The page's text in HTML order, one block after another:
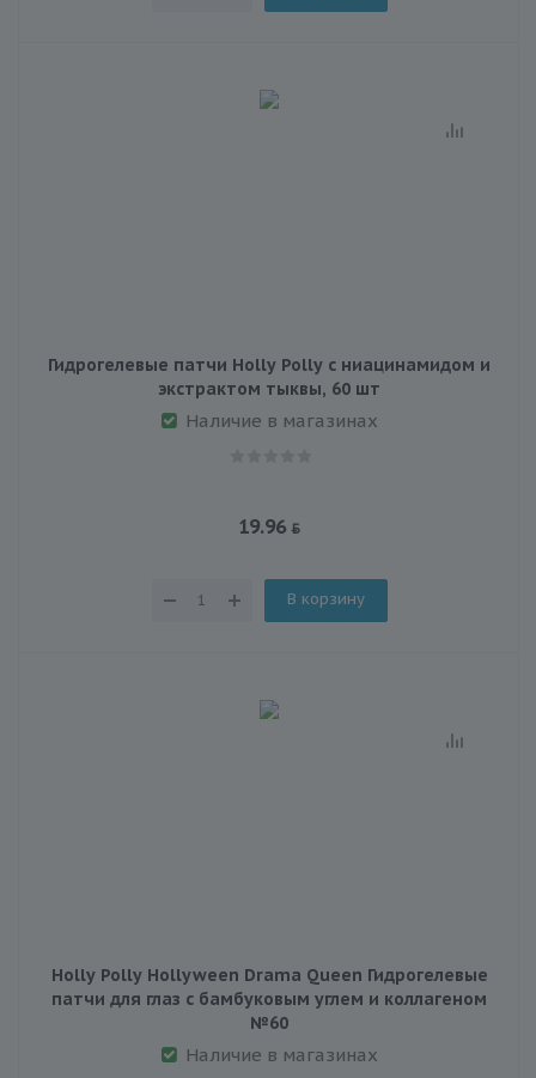
Гидрогелевые патчи Holly Polly с ниацинамидом и
экстрактом тыквы, 60 шт
Наличие в магазинах
19.96
В корзину
Holly Polly Hollyween Drama Queen Гидрогелевые
патчи для глаз с бамбуковым углем и коллагеном
№60
Наличие в магазинах